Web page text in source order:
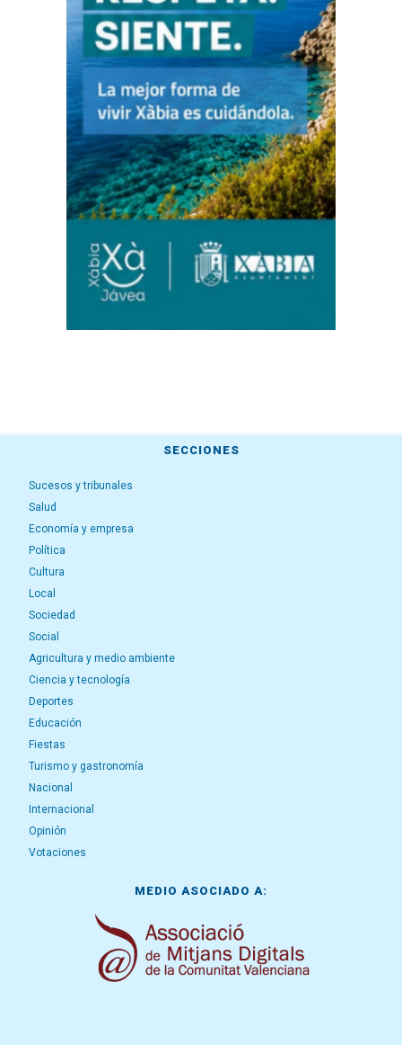
SECCIONES
Sucesos y tribunales
Salud
Economía y empresa
Política
Cultura
Local
Sociedad
Social
Agricultura y medio ambiente
Ciencia y tecnología
Deportes
Educación
Fiestas
Turismo y gastronomía
Nacional
Internacional
Opinión
Votaciones
MEDIO ASOCIADO A: